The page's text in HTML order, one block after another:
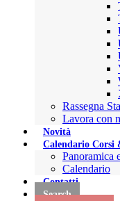
Rassegna
Lavora con
Novità
Calendario Corsi
Panoramica
Calendario
Contatti
Search